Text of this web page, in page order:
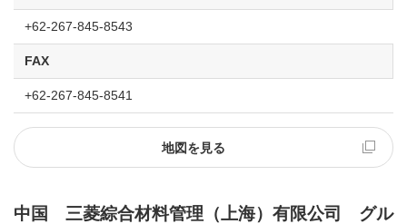
+62-267-845-8543
FAX
+62-267-845-8541
地図を見る
中国 三菱綜合材料管理（上海）有限公司 グル